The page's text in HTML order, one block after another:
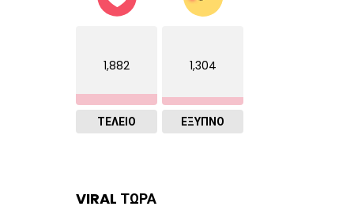
1,882
ΤΕΛΕΙΟ
1,304
ΈΞΥΠΝΟ
VIRAL ΤΩΡΑ